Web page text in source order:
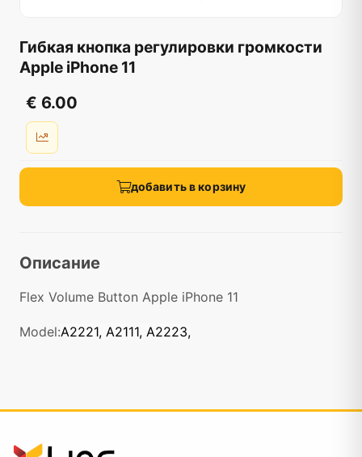
Гибкая кнопка регулировки громкости
Apple iPhone 11
€ 6.00
добавить в корзину
Описание
Flex Volume Button Apple iPhone 11
Model:A2221, A2111, A2223,